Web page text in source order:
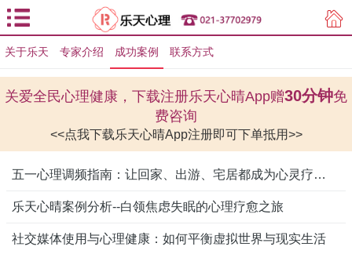
用户登录
关于乐天 专家介绍 成功案例 联系方式
关爱全民心理健康，下载注册乐天心晴App赠30分钟免
费咨询
<<点我下载乐天心晴App注册即可下单抵用>>
五一心理调频指南：让回家、出游、宅居都成为心灵疗愈场
乐天心晴案例分析--白领焦虑失眠的心理疗愈之旅
社交媒体使用与心理健康：如何平衡虚拟世界与现实生活